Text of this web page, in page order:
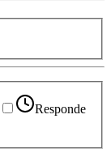
Responde